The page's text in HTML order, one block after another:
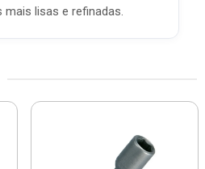
lisas e refinadas.